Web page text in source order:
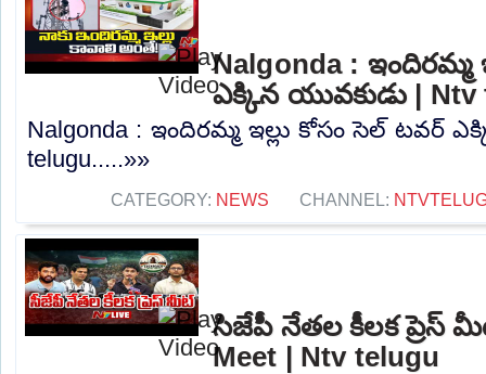
Nalgonda : ఇందిరమ్మ
ఎక్కిన యువకుడు | Ntv
Nalgonda : ఇందిరమ్మ ఇల్లు కోసం సెల్ టవర్
telugu.....»»
CATEGORY: NEWS CHANNEL:
సిజేపీ నేతల కీలక ప్రెస్
Meet | Ntv telugu